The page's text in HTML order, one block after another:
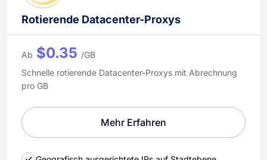
Rotierende Datacenter-Proxys
Ab $0.35 /GB
Schnelle rotierende Datacenter-Proxys mit Abrechnung
pro GB
Mehr Erfahren